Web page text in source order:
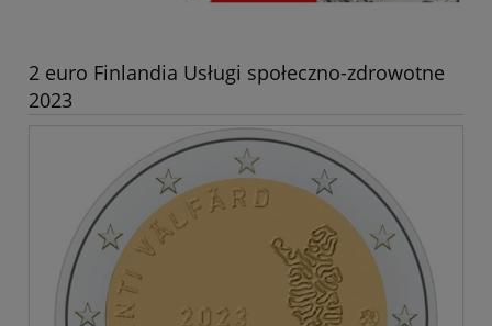
2 euro Finlandia Usługi społeczno-zdrowotne
2023